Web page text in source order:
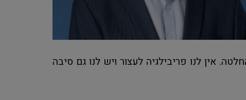
אין לנו פריבילגיה לעצור ויש לנו גם סיבה